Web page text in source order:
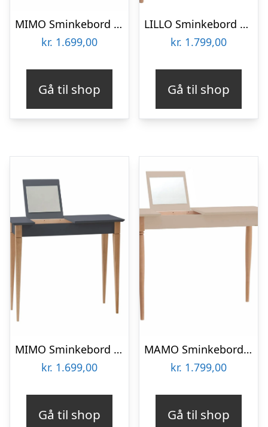
MIMO Sminkebord med spejl 85x35cm Antik pink
kr. 1.699,00
Gå til shop
LILLO Sminkebord med spejl 105x35cm Salviegrøn
kr. 1.799,00
Gå til shop
MIMO Sminkebord med spejl – 65x35cm Grafit
kr. 1.699,00
Gå til shop
MAMO Sminkebord med spejl 105x35cm Brun Beige
kr. 1.799,00
Gå til shop